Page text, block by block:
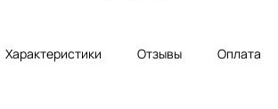
Характеристики Отзывы Оплата